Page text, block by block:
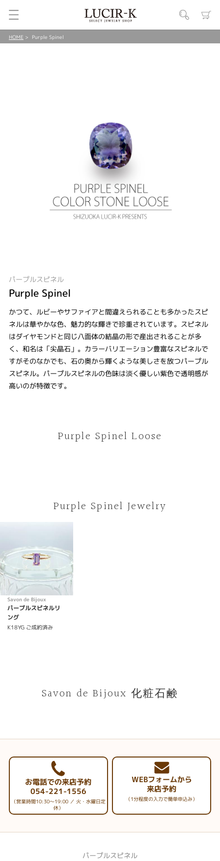
HOME Purple Spinel
パープルスピネル
Purple Spinel
かつて、ルビーやサファイアと間違えられることも多かったスピ
ネルは華やかな色、魅力的な輝きで珍重されています。スピネル
はダイヤモンドと同じ八面体の結晶の形で産出されることが多
く、和名は「尖晶石」。カラーバリエーション豊富なスピネルで
すがそのなかでも、石の奥から輝くような美しさを放つパープル
スピネル。パープルスピネルの色味は淡く優しい紫色で透明感が
高いのが特徴です。
Purple Spinel Loose
Purple Spinel Jewelry
Savon de Bijoux
パープルスピネルリ
ング
K18YG ご成約済み
Savon de Bijoux 化粧石鹸
お電話での来店予約
054-221-1556
（営業時間10:30～19:00 ／ 火・水曜日定
休）
WEBフォームから
来店予約
（1分程度の入力で簡単申込み）
パープルスピネル